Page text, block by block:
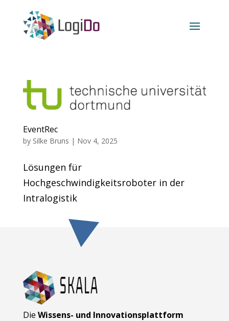
EventRec
by Silke Bruns | Nov 4, 2025
Lösungen für
Hochgeschwindigkeitsroboter in der
Intralogistik
Die Wissens- und Innovationsplattform